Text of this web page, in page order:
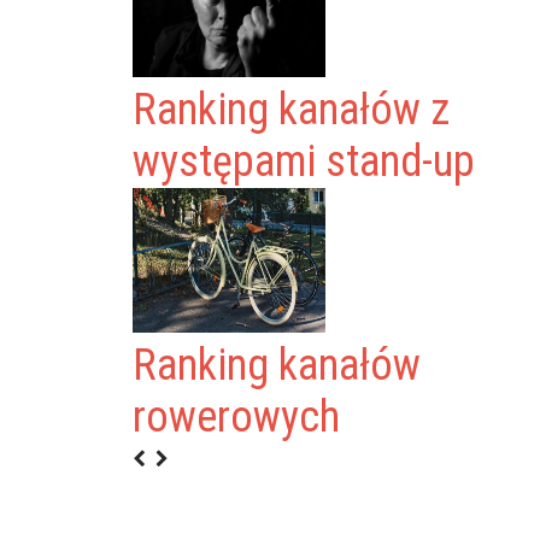
Ranking kanałów z
występami stand-up
Ranking kanałów
rowerowych